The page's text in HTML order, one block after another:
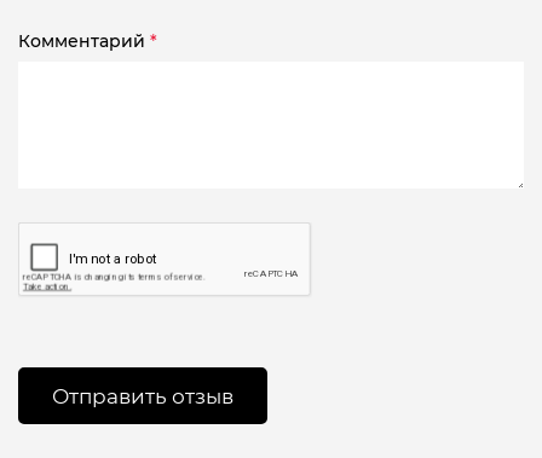
Комментарий *